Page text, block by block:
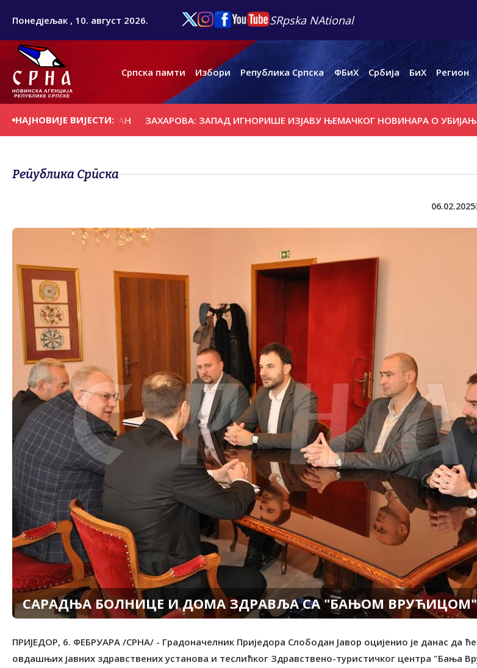
Понедјељак , 10. август 2026. SRpska NAtional
Српска памти Избори Република Српска ФБиХ Србија БиХ Регион
НАЈНОВИЈЕ ВИЈЕСТИ:
НА ДАНАШЊИ ДАН ЗАХАРОВА: ЗАПАД ИГНОРИШЕ ИЗЈАВУ ЊЕМАЧКОГ НОВИНАРА О УБИЈАЊУ РУСА
Република Српска
06.02.2025
САРАДЊА БОЛНИЦЕ И ДОМА ЗДРАВЉА СА "БАЊОМ ВРУЋИЦОМ"
ПРИЈЕДОР, 6. ФЕБРУАРА /СРНА/ - Градоначелник Приједора Слободан Јавор оцијенио је данас да
овдашњих јавних здравствених установа и теслићког Здравствено-туристичког центра "Бања